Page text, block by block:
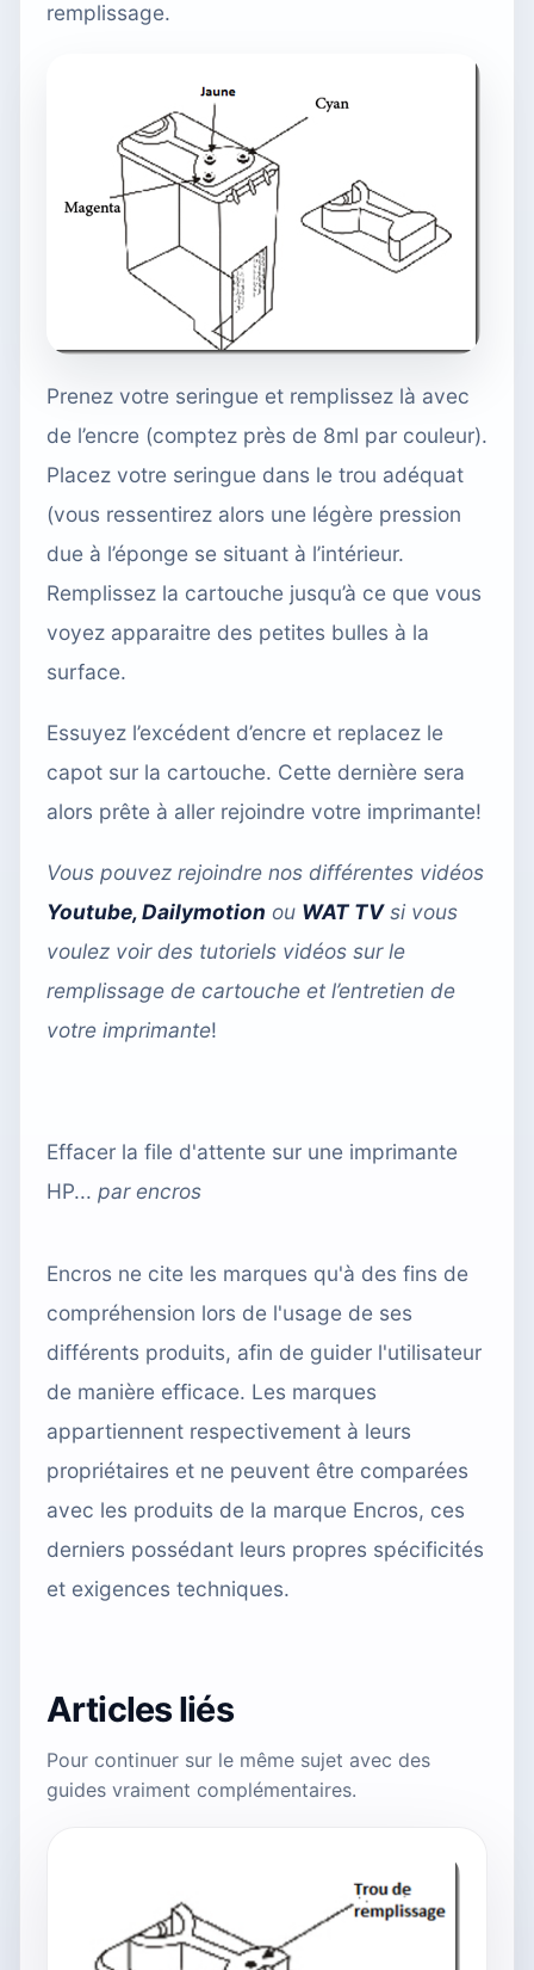
remplissage.
Prenez votre seringue et remplissez là avec
de l’encre (comptez près de 8ml par couleur).
Placez votre seringue dans le trou adéquat
(vous ressentirez alors une légère pression
due à l’éponge se situant à l’intérieur.
Remplissez la cartouche jusqu’à ce que vous
voyez apparaitre des petites bulles à la
surface.
Essuyez l’excédent d’encre et replacez le
capot sur la cartouche. Cette dernière sera
alors prête à aller rejoindre votre imprimante!
Vous pouvez rejoindre nos différentes vidéos
Youtube,Dailymotion ou WAT TVsi vous
voulez voir des tutoriels vidéos sur le
remplissage de cartouche et l’entretien de
votre imprimante!
Effacer la file d'attente sur une imprimante
HP... parencros
Encros ne cite les marques qu'à des fins de
compréhension lors de l'usage de ses
différents produits, afin de guider l'utilisateur
de manière efficace. Les marques
appartiennent respectivement à leurs
propriétaires et ne peuvent être comparées
avec les produits de la marque Encros, ces
derniers possédant leurs propres spécificités
et exigences techniques.
Articles liés
Pour continuer sur le même sujet avec des
guides vraiment complémentaires.